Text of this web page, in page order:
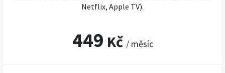
Netflix, Apple TV).
449 Kč / měsíc